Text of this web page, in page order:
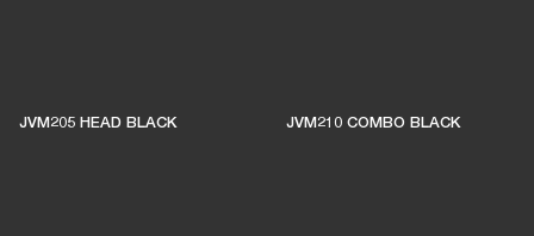
JVM205 HEAD BLACK JVM210 COMBO BLACK